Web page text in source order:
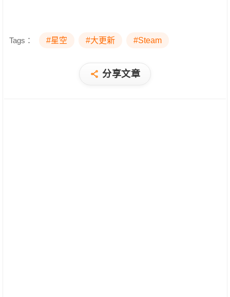
Tags： #星空 #大更新 #Steam
分享文章